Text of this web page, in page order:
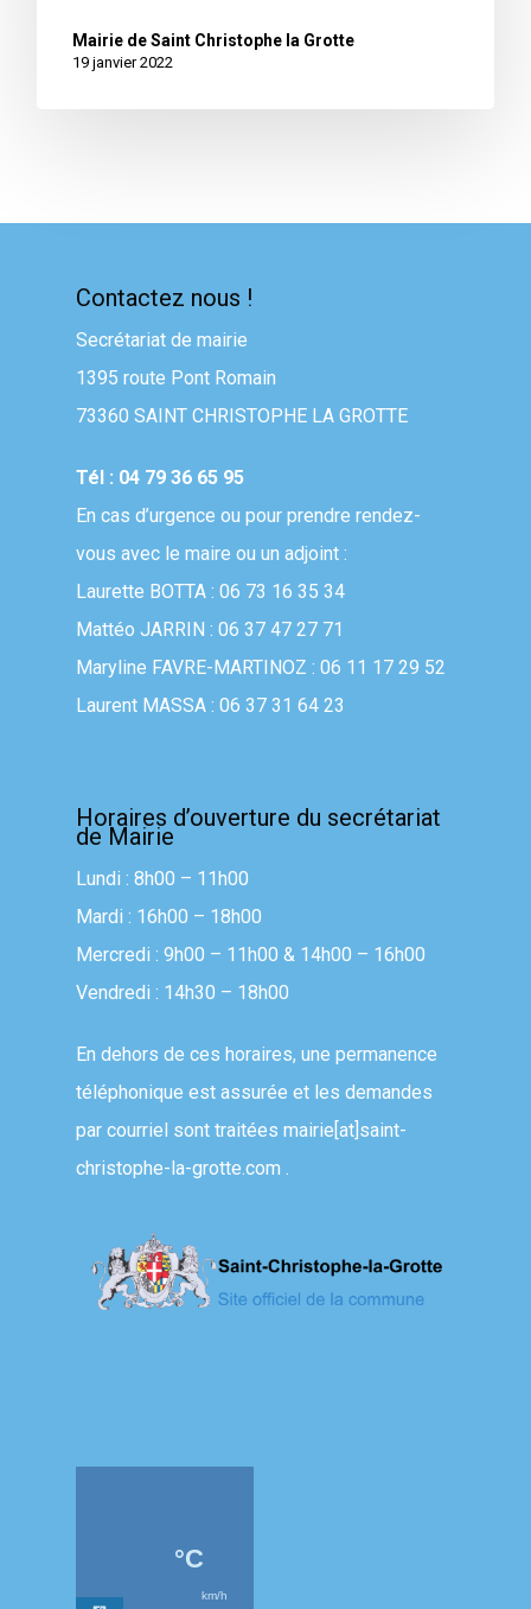
Mairie de Saint Christophe la Grotte
19 janvier 2022
Contactez nous !
Secrétariat de mairie
1395 route Pont Romain
73360 SAINT CHRISTOPHE LA GROTTE
Tél : 04 79 36 65 95
En cas d’urgence ou pour prendre rendez-
vous avec le maire ou un adjoint :
Laurette BOTTA : 06 73 16 35 34
Mattéo JARRIN : 06 37 47 27 71
Maryline FAVRE-MARTINOZ : 06 11 17 29 52
Laurent MASSA : 06 37 31 64 23
Horaires d’ouverture du secrétariat
de Mairie
Lundi : 8h00 – 11h00
Mardi : 16h00 – 18h00
Mercredi : 9h00 – 11h00 & 14h00 – 16h00
Vendredi : 14h30 – 18h00
En dehors de ces horaires, une permanence
téléphonique est assurée et les demandes
par courriel sont traitées mairie[at]saint-
christophe-la-grotte.com .